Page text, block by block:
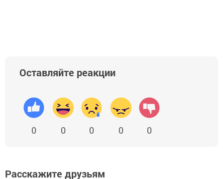
Оставляйте реакции
0 0 0 0 0
Расскажите друзьям